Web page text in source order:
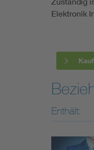
Elektronik
Enthält: